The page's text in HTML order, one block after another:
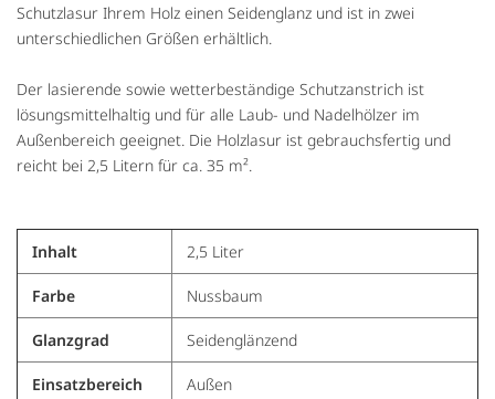
Schutzlasur Ihrem Holz einen Seidenglanz und ist in zwei
unterschiedlichen Größen erhältlich.
Der lasierende sowie wetterbeständige Schutzanstrich ist
lösungsmittelhaltig und für alle Laub- und Nadelhölzer im
Außenbereich geeignet. Die Holzlasur ist gebrauchsfertig und
reicht bei 2,5 Litern für ca. 35 m².
Inhalt 2,5 Liter
Farbe Nussbaum
Glanzgrad Seidenglänzend
Einsatzbereich Außen